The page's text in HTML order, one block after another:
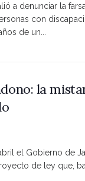
a denunciar la
con
de un...
la
el Gobierno de
de ley que,